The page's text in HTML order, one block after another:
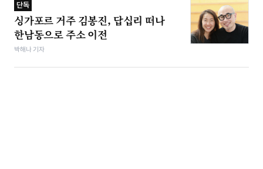
단독
싱가포르 거주 김봉진, 답십리 떠나
한남동으로 주소 이전
박해나 기자